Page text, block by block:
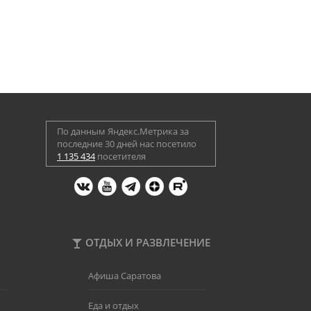
По данным Яндекс.Метрика за
последние 30 дней нас посетило
1 135 434посетителя
ОТДЫХ И РАЗВЛЕЧЕНИЕ
Афиша Саратова
Еда и отдых